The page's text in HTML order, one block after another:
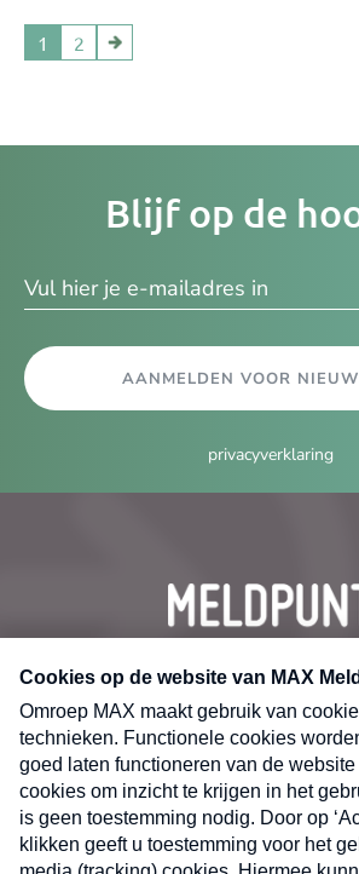
1 2
Blijf op de
AANMELDEN VOOR
privacyverklaring
CONTACT
Volg ons op